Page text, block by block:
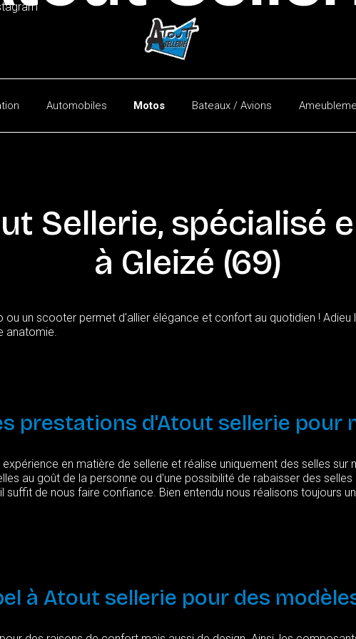
Automobiles Motos Bateaux / Avions
Sellerie, spécialisé
à Gleizé (69)
un scooter permet d'allier élégance et confort au quotidien !
anatomie.
prestations d'Atout sellerie pour
en matière de sellerie et réalise uniquement des selles
au goût de la personne ou d'une possibilité de rabaisser des
de nous faire confiance. Bien entendu nous réalisons toujours
à Atout sellerie pour des